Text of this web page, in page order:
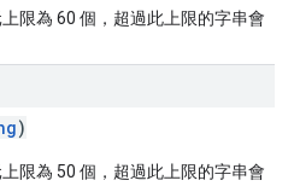
限為 60 個，超過此上限的字串會
)
限為 50 個，超過此上限的字串會